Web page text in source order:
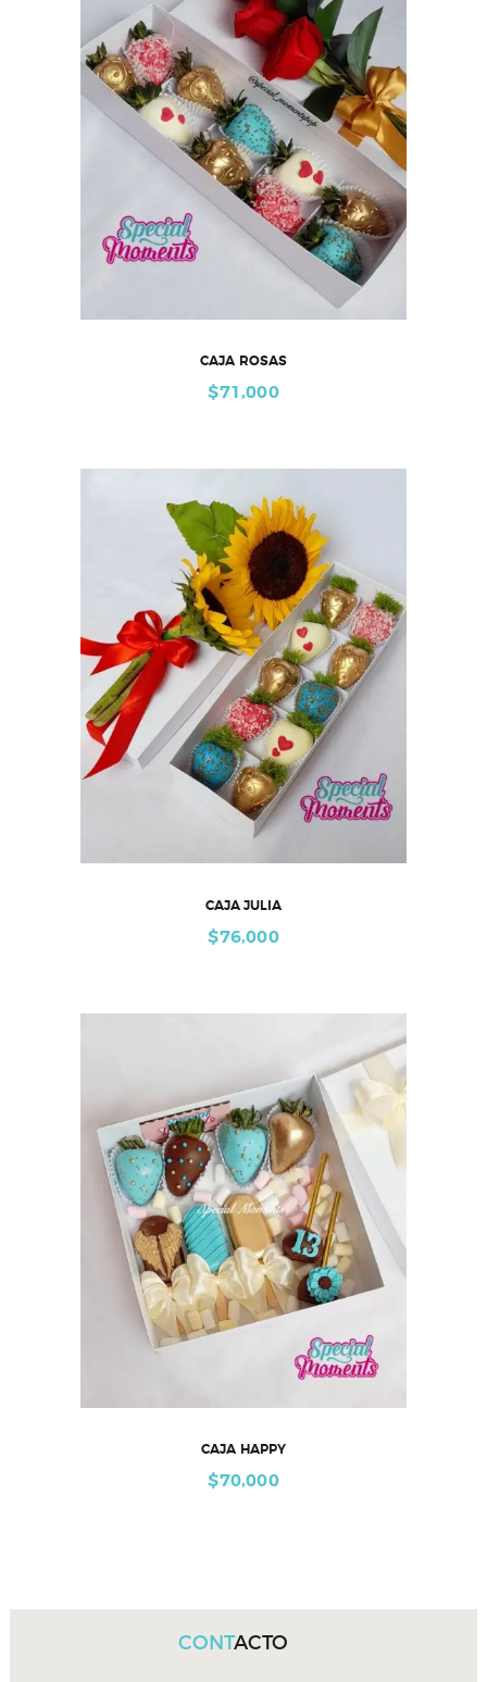
CAJA ROSAS
$71,000
CAJA JULIA
$76,000
CAJA HAPPY
$70,000
CONTACTO